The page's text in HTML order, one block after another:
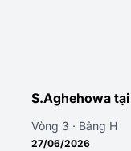
S.Aghehowa
Vòng 3 · Bảng H
27/06/2026